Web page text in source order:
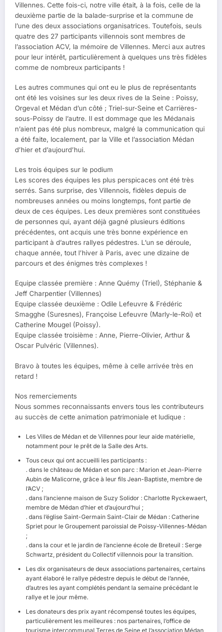
Villennes. Cette fois-ci, notre ville était, à la fois, celle de la
deuxième partie de la balade-surprise et la commune de
l’une des deux associations organisatrices. Toutefois, seuls
quatre des 27 participants villennois sont membres de
l’association ACV, la mémoire de Villennes. Merci aux autres
pour leur intérêt, particulièrement à quelques uns très fidèles
comme de nombreux participants !
Les autres communes qui ont eu le plus de représentants
ont été les voisines sur les deux rives de la Seine : Poissy,
Orgeval et Médan d’un côté ; Triel-sur-Seine et Carrières-
sous-Poissy de l’autre. Il est dommage que les Médanais
n’aient pas été plus nombreux, malgré la communication qui
a été faite, localement, par la Ville et l’association Médan
d’hier et d’aujourd’hui.
Les trois équipes sur le podium
Les scores des équipes les plus perspicaces ont été très
serrés. Sans surprise, des Villennois, fidèles depuis de
nombreuses années ou moins longtemps, font partie de
deux de ces équipes. Les deux premières sont constituées
de personnes qui, ayant déjà gagné plusieurs éditions
précédentes, ont acquis une très bonne expérience en
participant à d’autres rallyes pédestres. L’un se déroule,
chaque année, tout l’hiver à Paris, avec une dizaine de
parcours et des énigmes très complexes !
Equipe classée première : Anne Quémy (Triel), Stéphanie &
Jeff Charpentier (Villennes)
Equipe classée deuxième : Odile Lefeuvre & Frédéric
Smagghe (Suresnes), Françoise Lefeuvre (Marly-le-Roi) et
Catherine Mougel (Poissy).
Equipe classée troisième : Anne, Pierre-Olivier, Arthur &
Oscar Pulvéric (Villennes).
Bravo à toutes les équipes, même à celle arrivée très en
retard !
Nos remerciements
Nous sommes reconnaissants envers tous les contributeurs
au succès de cette animation patrimoniale et ludique :
Les Villes de Médan et de Villennes pour leur aide matérielle,
notamment pour le prêt de la Salle des Arts.
Tous ceux qui ont accueilli les participants :
. dans le château de Médan et son parc : Marion et Jean-Pierre
Aubin de Malicorne, grâce à leur fils Jean-Baptiste, membre de
l’ACV ;
. dans l’ancienne maison de Suzy Solidor : Charlotte Ryckewaert,
membre de Médan d’hier et d’aujourd’hui ;
. dans l’église Saint-Germain Saint-Clair de Médan : Catherine
Spriet pour le Groupement paroissial de Poissy-Villennes-Médan
;
. dans la cour et le jardin de l’ancienne école de Breteuil : Serge
Schwartz, président du Collectif villennois pour la transition.
Les dix organisateurs de deux associations partenaires, certains
ayant élaboré le rallye pédestre depuis le début de l’année,
d’autres les ayant complétés pendant la semaine précédant le
rallye et le jour même.
Les donateurs des prix ayant récompensé toutes les équipes,
particulièrement les meilleures : nos partenaires, l’office de
tourisme intercommunal Terres de Seine et l’association Médan